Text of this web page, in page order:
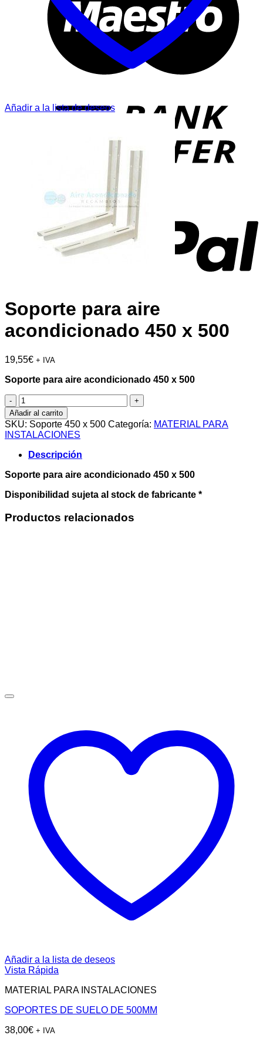
Añadir a la lista de deseos
Soporte para aire
acondicionado 450 x 500
19,55€ + IVA
Soporte para aire acondicionado 450 x 500
Soporte
para
aire
acondicionado
450
x
500
cantidad
Añadir al carrito
SKU: Soporte 450 x 500 Categoría: MATERIAL PARA
INSTALACIONES
Descripción
Soporte para aire acondicionado 450 x 500
Disponibilidad sujeta al stock de fabricante *
Productos relacionados
Añadir a la lista de deseos
Vista Rápida
MATERIAL PARA INSTALACIONES
SOPORTES DE SUELO DE 500MM
38,00€ + IVA